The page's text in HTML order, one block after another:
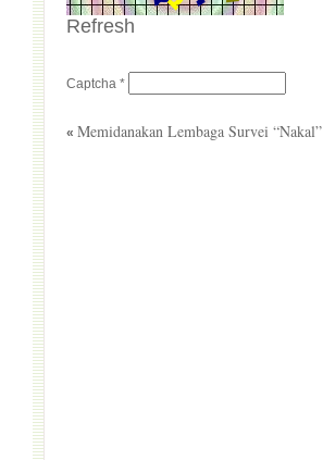
Refresh
Captcha *
« Memidanakan Lembaga Survei “Nakal”